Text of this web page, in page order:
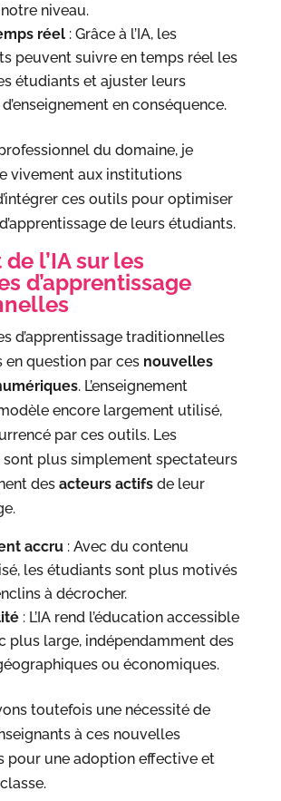
niveau.
réel: Grâce à l’IA, les
peuvent suivre en temps réel les
étudiants et ajuster leurs
en conséquence.
du domaine, je
vivement aux institutions
ces outils pour optimiser
de leurs étudiants.
de l’IA sur les
d’apprentissage
d’apprentissage traditionnelles
en question par ces nouvelles
. L’enseignement
encore largement utilisé,
par ces outils. Les
sont plus simplement spectateurs
des acteurs actifsde leur
accru: Avec du contenu
les étudiants sont plus motivés
à décrocher.
: L’IA rend l’éducation accessible
plus large, indépendamment des
ou économiques.
toutefois une nécessité de
à ces nouvelles
pour une adoption effective et